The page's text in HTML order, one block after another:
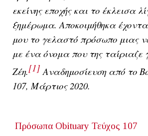
εκείνης εποχής και το έκλεισα
ξημέρωμα. Αποκοιμήθηκα
μου το γελαστό πρόσωπο μιας
με ένα όνομα που της ταίριαζε
Ζέη.[1] Αναδημοσίευση από το
107, Μάρτιος 2020.
Πρόσωπα Obituary Τεύχος 107